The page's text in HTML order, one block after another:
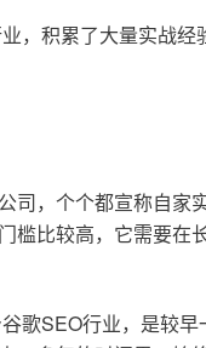
，积累了大量实战
，个个都宣称自
比较高，它需要
歌SEO行业，是较